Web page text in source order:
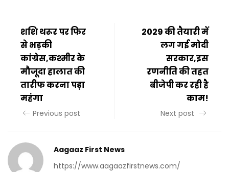
शशि थरूर पर फिर
से भड़की
कांग्रेस,कश्मीर के
मौजूदा हालात की
तारीफ करना पड़ा
महंगा
Previous post
2029 की तैयारी में
लग गई मोदी
सरकार,इस
रणनीति की तहत
बीजेपी कर रही है
काम!
Next post
Aagaaz First News
https://www.aagaazfirstnews.com/